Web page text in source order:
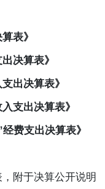
表》
决算表》
出决算表》
支出决算表》
费支出决算表》
附于决算公开说明